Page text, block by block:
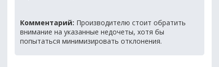
Комментарий: Производителю стоит обратить
внимание на указанные недочеты, хотя бы
попытаться минимизировать отклонения.